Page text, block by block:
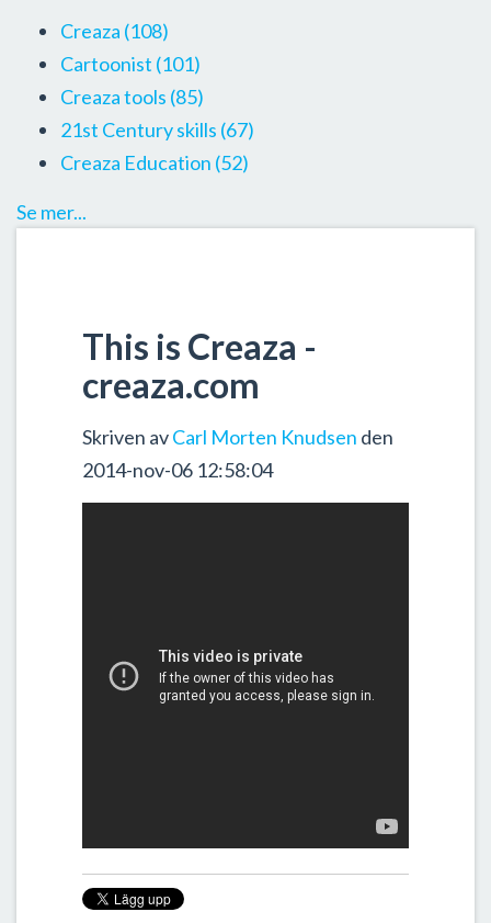
This is Creaza -
creaza.com
Skriven avCarl Morten Knudsen den
2014-nov-06 12:58:04
Creaza (108)
Cartoonist (101)
Creaza tools (85)
21st Century skills (67)
Creaza Education (52)
Se mer...